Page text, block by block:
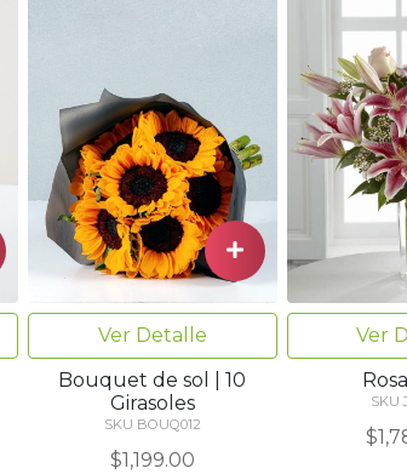
Ver Detalle
Bouquet de sol | 10
Girasoles
SKU BOUQ012
$1,199.00
Ver
SKU